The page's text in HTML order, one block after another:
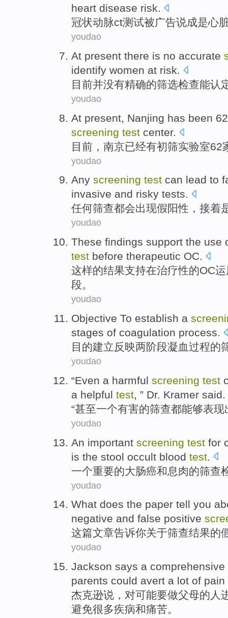
heart disease risk.
冠状动脉ct测试被广告说成是心
youdao
At present there is no accurate
identify women at risk.
目前并没有精确的筛选检查能认
youdao
At present Nanjing has been
screening test center.
目前 ， 南京已经有初筛实验室62
youdao
Any screening test can lead to
invasive and risky tests.
任何筛查都会出现假阳性 ， 接着
youdao
These findings support the use
test before therapeutic OC.
这样的结果支持在治疗性的OC
段。
youdao
Objective To establish a
stages of coagulation process.
目的建立 反映两阶段凝血过程的
youdao
“Even a harmful screening test
a helpful test, ” Dr. Kramer said.
“甚至一个有害的筛查都能够表现
youdao
An important screening test for
is the stool occult blood test
一个重要的大肠癌和息肉的筛查
youdao
What does the paper tell you
negative and false positive
这篇文章告诉你关于筛查结果的
youdao
Jackson says a comprehensive
parents could avert a lot of pain
杰克逊说 ， 对可能要做父母的 人
避免很多疾病和痛苦。